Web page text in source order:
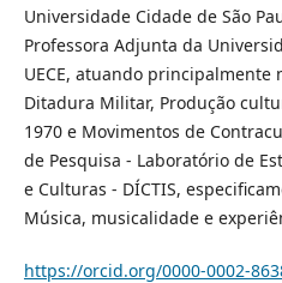
Universidade Cidade de São
Professora Adjunta da
UECE, atuando principalmente
Ditadura Militar, Produção
1970 e Movimentos de
de Pesquisa - Laboratório de
e Culturas - DÍCTIS,
Música, musicalidade e
https://orcid.org/0000-0002-